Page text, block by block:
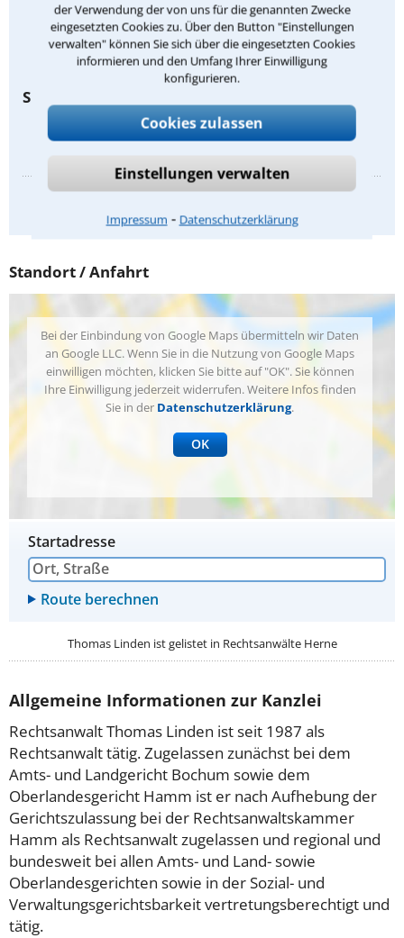
der Verwendung der von uns für die genannten Zwecke
eingesetzten Cookies zu. Über den Button "Einstellungen
verwalten" können Sie sich über die eingesetzten Cookies
informieren und den Umfang Ihrer Einwilligung
konfigurieren.
Cookies zulassen
Einstellungen verwalten
Impressum ⁃ Datenschutzerklärung
Erbrecht
Leasingrecht
Spezialist für:
Rettungsdienstrecht
Standort / Anfahrt
Bei der Einbindung von Google Maps übermitteln wir Daten
an Google LLC. Wenn Sie in die Nutzung von Google Maps
einwilligen möchten, klicken Sie bitte auf "OK". Sie können
Ihre Einwilligung jederzeit widerrufen. Weitere Infos finden
Sie in der Datenschutzerklärung.
OK
Startadresse
Thomas Linden ist gelistet in Rechtsanwälte Herne
Allgemeine Informationen zur Kanzlei
Rechtsanwalt Thomas Linden ist seit 1987 als
Rechtsanwalt tätig. Zugelassen zunächst bei dem
Amts- und Landgericht Bochum sowie dem
Oberlandesgericht Hamm ist er nach Aufhebung der
Gerichtszulassung bei der Rechtsanwaltskammer
Hamm als Rechtsanwalt zugelassen und regional und
bundesweit bei allen Amts- und Land- sowie
Oberlandesgerichten sowie in der Sozial- und
Verwaltungsgerichtsbarkeit vertretungsberechtigt und
tätig.